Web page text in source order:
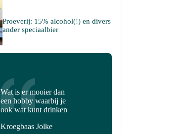
Proeverij: 15% alcohol(!) en divers
ander speciaalbier
Wat is er mooier dan
een hobby waarbij je
ook wat kunt drinken
Kroegbaas Jolke